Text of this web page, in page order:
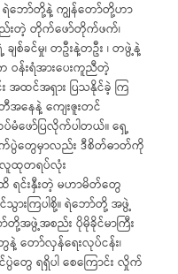
တို့ ရဲဘော်တို့နဲ့ ကျွန်တော်တို့ဟာ
စည်းတဲ့ တိုက်ဖော်တိုက်ဖက်၊
စ်ခင်မှု၊ တဦးနဲ့တဦး ၊ တဖွဲ့နဲ့
ဝန်းရံအားပေးကူညီတဲ့
င်အရှား ပြသနိုင်ခဲ့ ကြ
နေနဲ့ ကျေးဇူးတင်
ဖော်ပြလိုက်ပါတယ်။ ရှေ့
တိုက်ပွဲတွေမှာလည်း ဒီစိတ်ဓာတ်ကို
သူလူထုတရပ်လုံး
ရင်းနှီးတဲ့ မဟာမိတ်တွေ
းကြပါစို့။ ရဲဘော်တို့ အဖွဲ့
ာ်တို့အဖွဲ့အစည်း ပိုမိုခိုင်မာကြီး
တော်လှန်ရေးလုပ်ငန်း၊
တွေ ရရှိပါ စေကြောင်း လှိုက်